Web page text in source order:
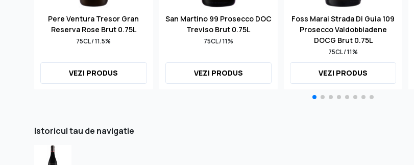
Pere Ventura Tresor Gran
Reserva Rose Brut 0.75L
75CL / 11.5%
VEZI PRODUS
San Martino 99 Prosecco DOC
Treviso Brut 0.75L
75CL / 11%
VEZI PRODUS
Foss Marai Strada Di Guia 109
Prosecco Valdobbiadene
DOCG Brut 0.75L
75CL / 11%
VEZI PRODUS
Istoricul tau de navigatie